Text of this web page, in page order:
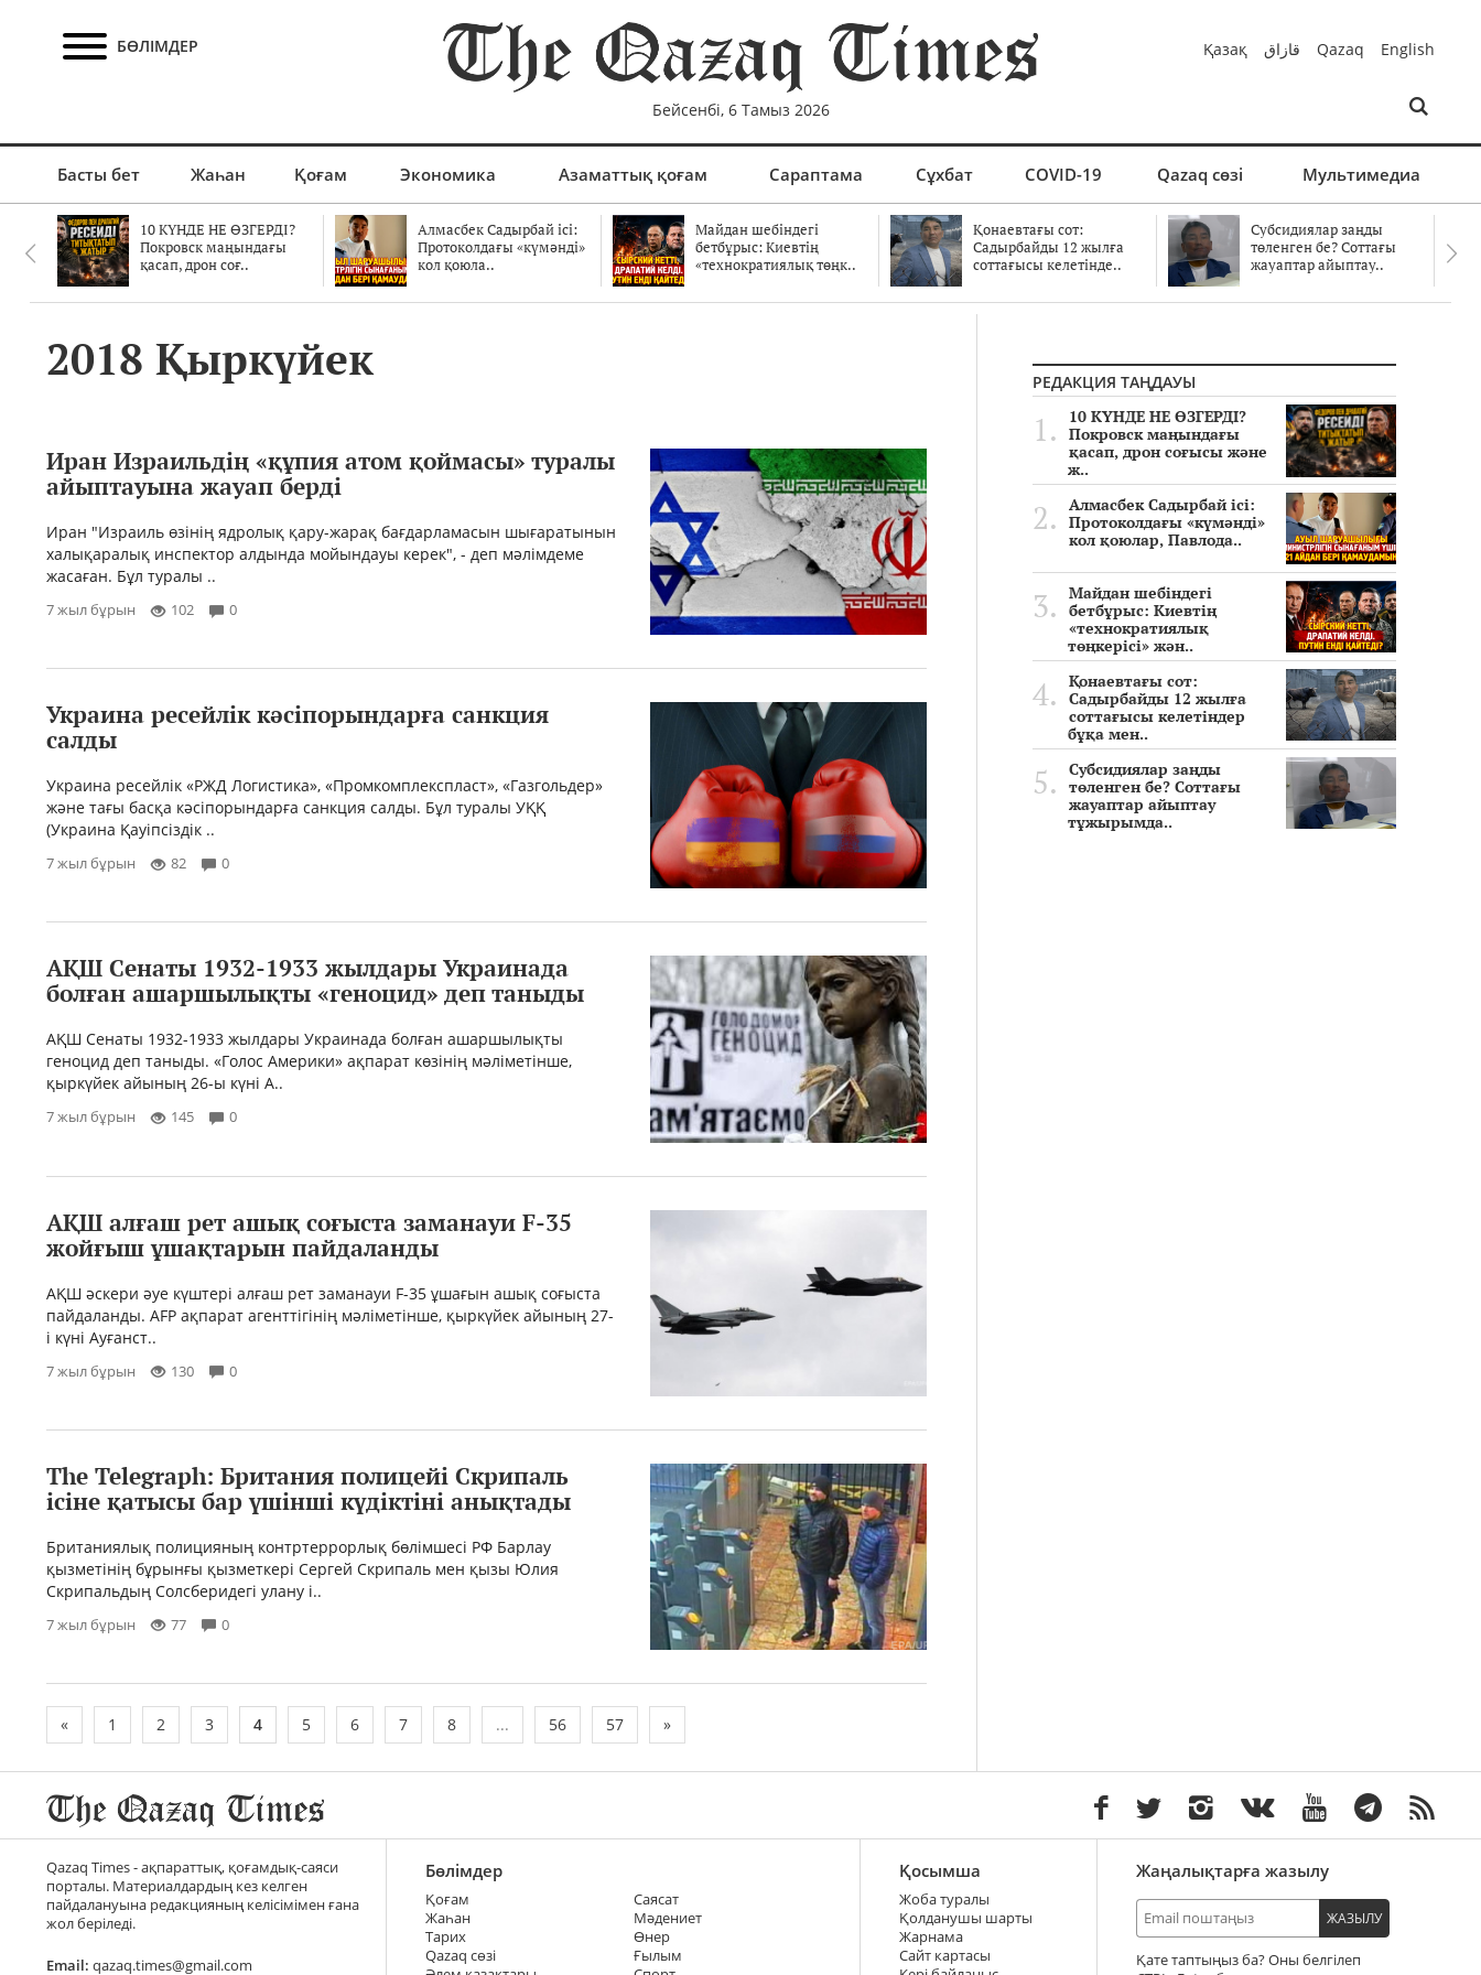
БӨЛІМДЕР
Бейсенбі, 6 Тамыз 2026
Қазақ قازاق Qazaq English
Басты бет Жаһан Қоғам Экономика Азаматтық қоғам Сараптама Сұхбат COVID-19 Qazaq сөзі Мультимедиа
10 КҮНДЕ НЕ ӨЗГЕРДІ?
Покровск маңындағы
қасап, дрон соғ..
Алмасбек Садырбай ісі:
Протоколдағы «күмәнді»
кол қоюла..
Майдан шебіндегі
бетбұрыс: Киевтің
«технократиялық төңк..
Қонаевтағы сот:
Садырбайды 12 жылға
соттағысы келетінде..
Субсидиялар заңды
төленген бе? Соттағы
жауаптар айыптау..
2018 Қыркүйек
Иран Израильдің «құпия атом қоймасы» туралы
айыптауына жауап берді
Иран "Израиль өзінің ядролық қару-жарақ бағдарламасын шығаратынын
халықаралық инспектор алдында мойындауы керек", - деп мәлімдеме
жасаған. Бұл туралы ..
7 жыл бұрын 102 0
Украина ресейлік кәсіпорындарға санкция
салды
Украина ресейлік «РЖД Логистика», «Промкомплекспласт», «Газгольдер»
және тағы басқа кәсіпорындарға санкция салды. Бұл туралы УҚҚ
(Украина Қауіпсіздік ..
7 жыл бұрын 82 0
АҚШ Сенаты 1932-1933 жылдары Украинада
болған ашаршылықты «геноцид» деп таныды
АҚШ Сенаты 1932-1933 жылдары Украинада болған ашаршылықты
геноцид деп таныды. «Голос Америки» ақпарат көзінің мәліметінше,
қыркүйек айының 26-ы күні А..
7 жыл бұрын 145 0
АҚШ алғаш рет ашық соғыста заманауи F-35
жойғыш ұшақтарын пайдаланды
АҚШ әскери әуе күштері алғаш рет заманауи F-35 ұшағын ашық соғыста
пайдаланды. AFP ақпарат агенттігінің мәліметінше, қыркүйек айының 27-
і күні Ауғанст..
7 жыл бұрын 130 0
The Telegraph: Британия полицейі Скрипаль
ісіне қатысы бар үшінші күдіктіні анықтады
Британиялық полицияның контртеррорлық бөлімшесі РФ Барлау
қызметінің бұрынғы қызметкері Сергей Скрипаль мен қызы Юлия
Скрипальдың Солсберидегі улану і..
7 жыл бұрын 77 0
« 1 2 3 4 5 6 7 8 ... 56 57 »
РЕДАКЦИЯ ТАҢДАУЫ
10 КҮНДЕ НЕ ӨЗГЕРДІ?
Покровск маңындағы
қасап, дрон соғысы және
ж..
Алмасбек Садырбай ісі:
Протоколдағы «күмәнді»
кол қоюлар, Павлода..
Майдан шебіндегі
бетбұрыс: Киевтің
«технократиялық
төңкерісі» жән..
Қонаевтағы сот:
Садырбайды 12 жылға
соттағысы келетіндер
бұқа мен..
Субсидиялар заңды
төленген бе? Соттағы
жауаптар айыптау
тұжырымда..
Qazaq Times - ақпараттық, қоғамдық-саяси
порталы. Материалдардың кез келген
пайдалануына редакцияның келісімімен ғана
жол беріледі.
Email: qazaq.times@gmail.com
Бөлімдер
Қоғам
Жаһан
Тарих
Qazaq сөзі
Саясат
Мәдениет
Өнер
Ғылым
Қосымша
Жоба туралы
Қолданушы шарты
Жарнама
Сайт картасы
Жаңалықтарға жазылу
ЖАЗЫЛУ
Қате таптыңыз ба? Оны белгілеп